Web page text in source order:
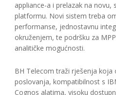
appliance-a i prelazak na novu,
platformu. Novi sistem treba
performanse, jednostavnu
okruženjem, te podršku za
analitičke mogućnosti.
BH Telecom traži rješenja
poslovanja, kompatibilnost s
Cognos alatima, visoku